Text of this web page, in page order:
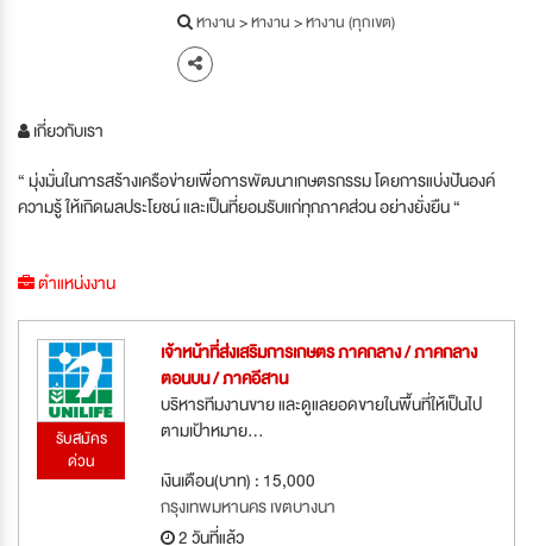
หางาน>หางาน>หางาน (ทุกเขต)
เกี่ยวกับเรา
“ มุ่งมั่นในการสร้างเครือข่ายเพื่อการพัฒนาเกษตรกรรม โดยการแบ่งปันองค์
ความรู้ ให้เกิดผลประโยชน์ และเป็นที่ยอมรับแก่ทุกภาคส่วน อย่างยั่งยืน “
ตำแหน่งงาน
รับสมัคร
ด่วน
เจ้าหน้าที่ส่งเสริมการเกษตร ภาคกลาง / ภาคกลาง
ตอนบน / ภาคอีสาน
บริหารทีมงานขาย และดูแลยอดขายในพื้นที่ให้เป็นไป
ตามเป้าหมาย...
เงินเดือน(บาท) : 15,000
กรุงเทพมหานคร เขตบางนา
2 วันที่แล้ว